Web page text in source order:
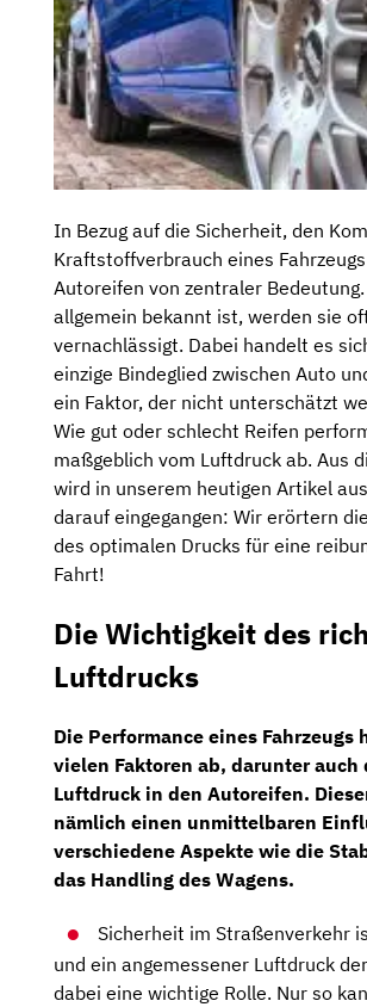
In Bezug auf die Sicherheit, den
Kraftstoffverbrauch eines
Autoreifen von zentraler
allgemein bekannt ist, werden sie
vernachlässigt. Dabei handelt es
einzige Bindeglied zwischen Auto
ein Faktor, der nicht unterschätzt
Wie gut oder schlecht Reifen
maßgeblich vom Luftdruck ab. Aus
wird in unserem heutigen Artikel
darauf eingegangen: Wir erörtern
des optimalen Drucks für eine
Fahrt!
Die Wichtigkeit des
Luftdrucks
Die Performance eines Fahrzeugs
vielen Faktoren ab, darunter auch
Luftdruck in den Autoreifen.
nämlich einen unmittelbaren
verschiedene Aspekte wie die
das Handling des Wagens.
Sicherheit im Straßenverkehr
und ein angemessener Luftdruck
dabei eine wichtige Rolle. Nur so